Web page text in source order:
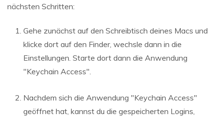
nächsten Schritten:
Gehe zunächst auf den Schreibtisch deines Macs und
klicke dort auf den Finder, wechsle dann in die
Einstellungen. Starte dort dann die Anwendung
"Keychain Access".
Nachdem sich die Anwendung "Keychain Access"
geöffnet hat, kannst du die gespeicherten Logins,